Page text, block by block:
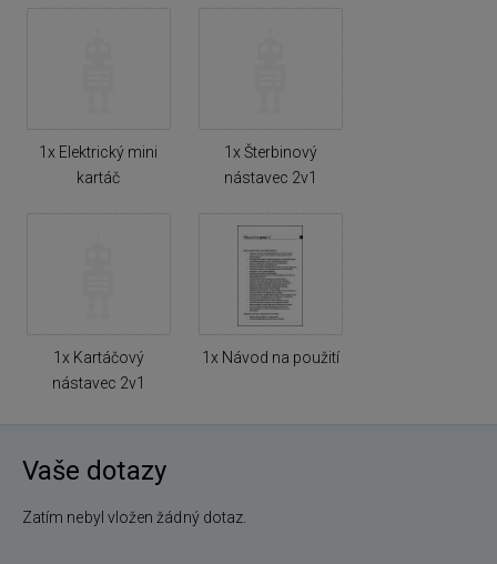
1x Elektrický mini
kartáč
1x Šterbinový
nástavec 2v1
1x Kartáčový
nástavec 2v1
1x Návod na použití
Vaše dotazy
Zatím nebyl vložen žádný dotaz.